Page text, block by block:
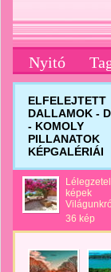
Nyitó
ELFELEJTETT
DALLAMOK -
- KOMOLY
PILLANATOK
KÉPGALÉRIÁI
képek
36 kép